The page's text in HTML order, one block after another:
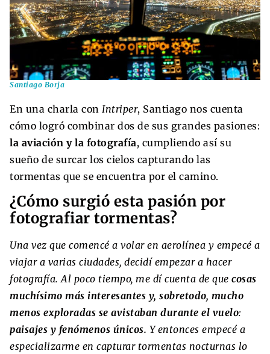
Santiago Borja
En una charla con Intriper, Santiago nos cuenta
cómo logró combinar dos de sus grandes pasiones:
la aviación y la fotografía, cumpliendo así su
sueño de surcar los cielos capturando las
tormentas que se encuentra por el camino.
¿Cómo surgió esta pasión por
fotografiar tormentas?
Una vez que comencé a volar en aerolínea y empecé a
viajar a varias ciudades, decidí empezar a hacer
fotografía. Al poco tiempo, me dí cuenta de que cosas
muchísimo más interesantes y, sobretodo, mucho
menos exploradas se avistaban durante el vuelo:
paisajes y fenómenos únicos. Y entonces empecé a
especializarme en capturar tormentas nocturnas lo